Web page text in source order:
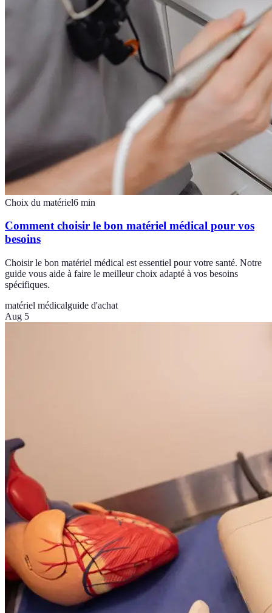
Choix du matériel6 min
Comment choisir le bon matériel médical pour vos
besoins
Choisir le bon matériel médical est essentiel pour votre santé. Notre
guide vous aide à faire le meilleur choix adapté à vos besoins
spécifiques.
matériel médicalguide d'achat
Aug 5